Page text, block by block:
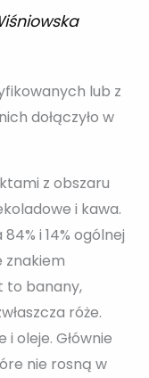
lub z
dołączyło w
z obszaru
i kawa.
i 14% ogólnej
znakiem
to banany,
róże.
oleje. Głównie
nie rosną w